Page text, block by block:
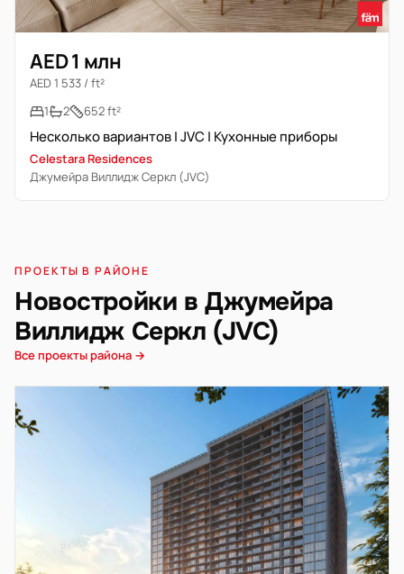
AED 1 млн
AED 1 533 / ft²
1
2 652 ft²
Несколько вариантов | JVC | Кухонные приборы
Celestara Residences
Джумейра Виллидж Серкл (JVC)
ПРОЕКТЫ В РАЙОНЕ
Новостройки в Джумейра
Виллидж Серкл (JVC)
Все проекты района →